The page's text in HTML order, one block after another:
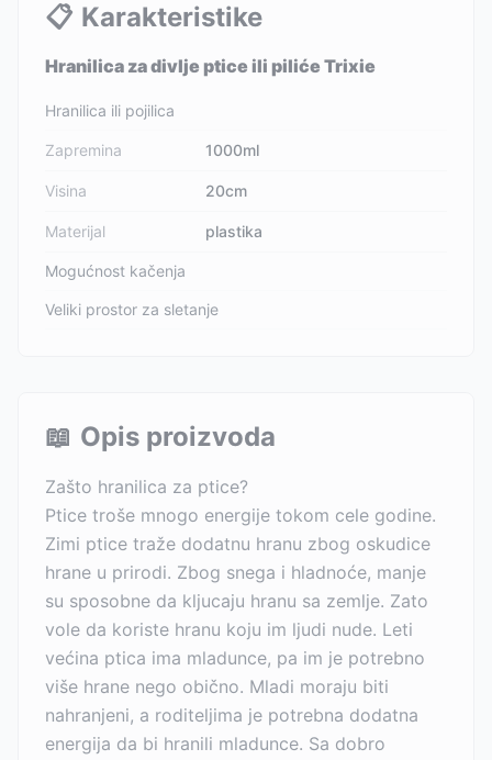
📋 Karakteristike
Hranilica za divlje ptice ili piliće Trixie
Hranilica ili pojilica
Zapremina 1000ml
Visina 20cm
Materijal plastika
Mogućnost kačenja
Veliki prostor za sletanje
📖 Opis proizvoda
Zašto hranilica za ptice?
Ptice troše mnogo energije tokom cele godine.
Zimi ptice traže dodatnu hranu zbog oskudice
hrane u prirodi. Zbog snega i hladnoće, manje
su sposobne da kljucaju hranu sa zemlje. Zato
vole da koriste hranu koju im ljudi nude. Leti
većina ptica ima mladunce, pa im je potrebno
više hrane nego obično. Mladi moraju biti
nahranjeni, a roditeljima je potrebna dodatna
energija da bi hranili mladunce. Sa dobro